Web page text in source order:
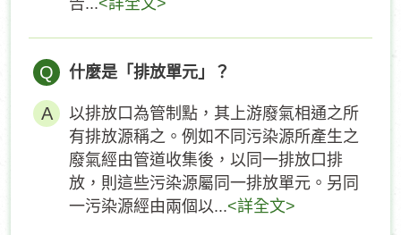
告...<詳全文>
Q 什麼是「排放單元」？
以排放口為管制點，其上游廢氣相通之所
有排放源稱之。例如不同污染源所產生之
廢氣經由管道收集後，以同一排放口排
放，則這些污染源屬同一排放單元。另同
一污染源經由兩個以...<詳全文>